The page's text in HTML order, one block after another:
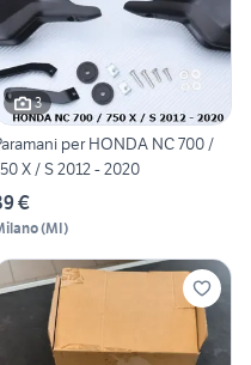
3
per HONDA NC 700 /
X / S 2012 - 2020
€
(MI)